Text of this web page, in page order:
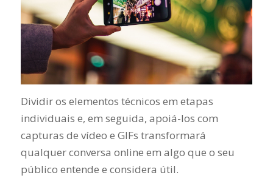
Dividir os elementos técnicos em etapas
individuais e, em seguida, apoiá-los com
capturas de vídeo e GIFs transformará
qualquer conversa online em algo que o seu
público entende e considera útil.